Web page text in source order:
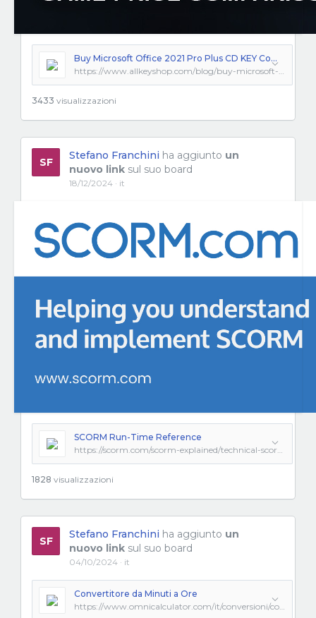
Buy Microsoft Office 2021 Pro Plus CD KEY Compare Prices
https://www.allkeyshop.com/blog/buy-microsoft-office-2021-pro-plus-cd-key-compare-prices/
3433 visualizzazioni
SF
Stefano Franchini ha aggiunto un
nuovo link sul suo board
18/12/2024 · it
SCORM Run-Time Reference
1828 visualizzazioni
SF
Stefano Franchini ha aggiunto un
nuovo link sul suo board
04/10/2024 · it
Convertitore da Minuti a Ore